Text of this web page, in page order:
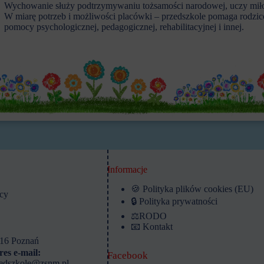
Wychowanie służy podtrzymywaniu tożsamości narodowej, uczy
W miarę potrzeb i możliwości placówki – przedszkole pomaga
pomocy psychologicznej, pedagogicznej, rehabilitacyjnej i innej.
Poznań
e-mail:
Informacje
🍪 Polityka plików cookies (EU)
🔒 Polityka prywatności
⚖️RODO
📧 Kontakt
Facebook